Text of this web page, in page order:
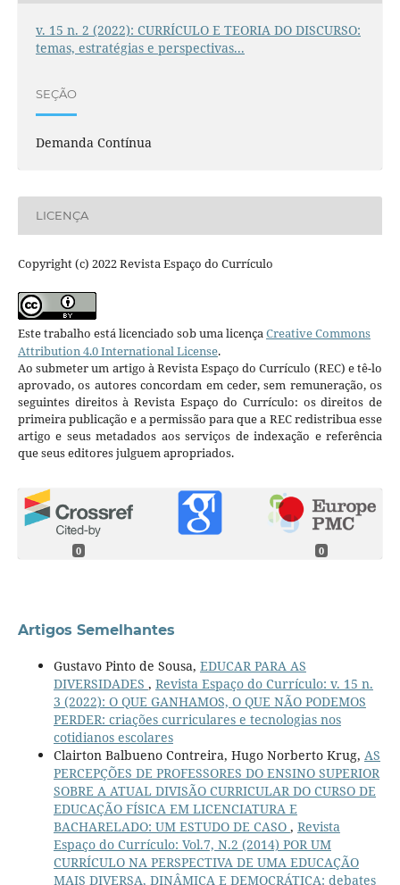
v. 15 n. 2 (2022): CURRÍCULO E TEORIA DO DISCURSO:
temas, estratégias e perspectivas...
SEÇÃO
Demanda Contínua
LICENÇA
Copyright (c) 2022 Revista Espaço do Currículo
Este trabalho está licenciado sob uma licençaCreative Commons
Attribution 4.0 International License.
Ao submeter um artigo à Revista Espaço do Currículo (REC) e tê-lo
aprovado, os autores concordam em ceder, sem remuneração, os
seguintes direitos à Revista Espaço do Currículo: os direitos de
primeira publicação e a permissão para que a REC redistribua esse
artigo e seus metadados aos serviços de indexação e referência
que seus editores julguem apropriados.
0 0
Artigos Semelhantes
Gustavo Pinto de Sousa, EDUCAR PARA AS
DIVERSIDADES , Revista Espaço do Currículo: v. 15 n.
3 (2022): O QUE GANHAMOS, O QUE NÃO PODEMOS
PERDER: criações curriculares e tecnologias nos
cotidianos escolares
Clairton Balbueno Contreira, Hugo Norberto Krug, AS
PERCEPÇÕES DE PROFESSORES DO ENSINO SUPERIOR
SOBRE A ATUAL DIVISÃO CURRICULAR DO CURSO DE
EDUCAÇÃO FÍSICA EM LICENCIATURA E
BACHARELADO: UM ESTUDO DE CASO , Revista
Espaço do Currículo: Vol.7, N.2 (2014) POR UM
CURRÍCULO NA PERSPECTIVA DE UMA EDUCAÇÃO
MAIS DIVERSA, DINÂMICA E DEMOCRÁTICA: debates